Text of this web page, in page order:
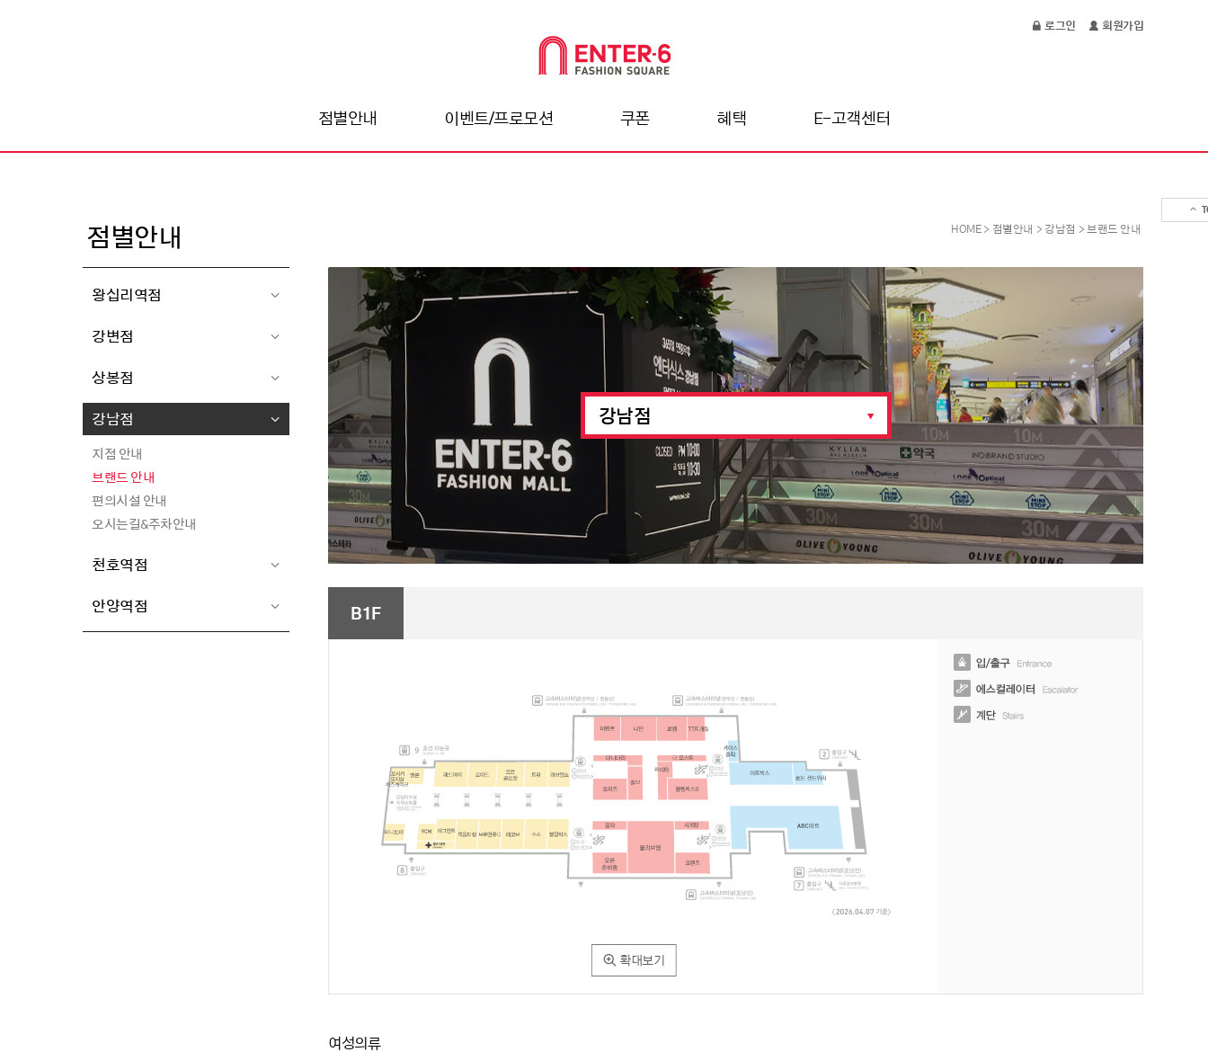
로그인 회원가입
점별안내 이벤트/프로모션 쿠폰 혜택 E-고객센터
점별안내
왕십리역점
지점 안내
편의시설 안내
오시는길&주차안내
강변점
지점 안내
편의시설 안내
상봉점
지점 안내
브랜드 안내
편의시설 안내
오시는길&주차안내
강남점
지점 안내
브랜드 안내
편의시설 안내
오시는길&주차안내
천호역점
지점 안내
안양역점
HOME > 점별안내 > 강남점 > 브랜드 안내
B1F
확대보기
여성의류